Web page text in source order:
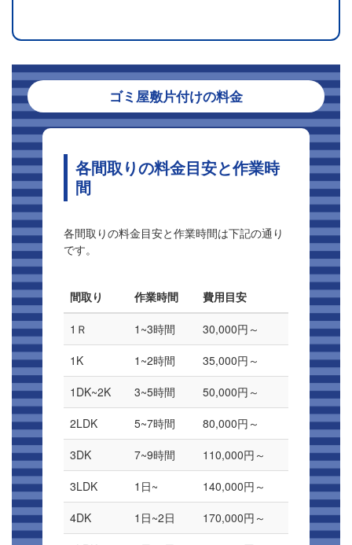
ゴミ屋敷片付けの料金
各間取りの料金目安と作業時
間
各間取りの料金目安と作業時間は下記の通り
です。
間取り 作業時間 費用目安
1Ｒ 1~3時間
30,000円～
1K
1~2時間
35,000円～
1DK~2K
3~5時間
50,000円～
2LDK
5~7時間
80,000円～
3DK
7~9時間
110,000円～
3LDK
1日~
140,000円～
4DK
1日~2日
170,000円～